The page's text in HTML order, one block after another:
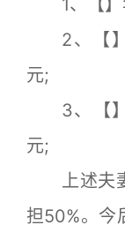
1、【】
2、【】
元;
3、【】
元;
上述夫妻
担50%。今